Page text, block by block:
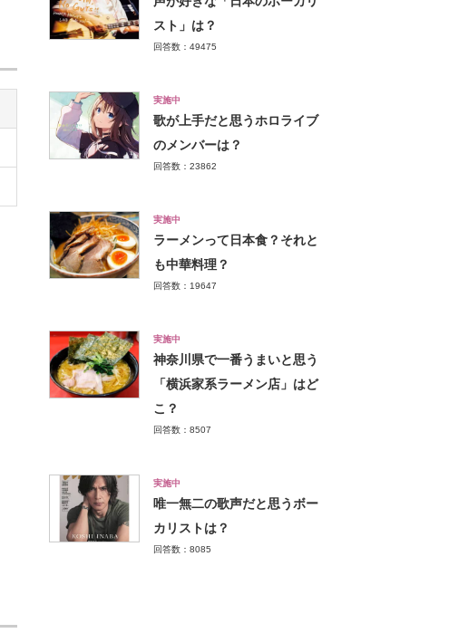
スト」は？
回答数：49475
実施中
歌が上手だと思うホロライブ
のメンバーは？
回答数：23862
実施中
ラーメンって日本食？それと
も中華料理？
回答数：19647
実施中
神奈川県で一番うまいと思う
「横浜家系ラーメン店」はど
こ？
回答数：8507
実施中
唯一無二の歌声だと思うボー
カリストは？
回答数：8085